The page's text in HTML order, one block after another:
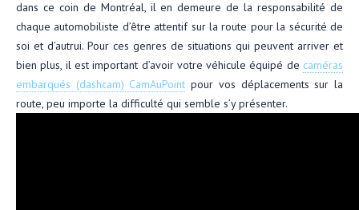
dans ce coin de Montréal, il en demeure de la responsabilité de
chaque automobiliste d’être attentif sur la route pour la sécurité de
soi et d’autrui. Pour ces genres de situations qui peuvent arriver et
bien plus, il est important d’avoir votre véhicule équipé de caméras
embarqués (dashcam) CamAuPoint pour vos déplacements sur la
route, peu importe la difficulté qui semble s’y présenter.